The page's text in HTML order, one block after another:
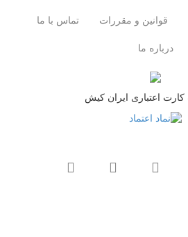
قوانین و مقررات تماس با ما
درباره ما